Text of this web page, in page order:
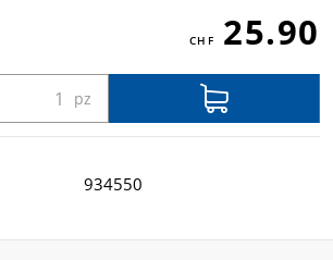
25.90
934550